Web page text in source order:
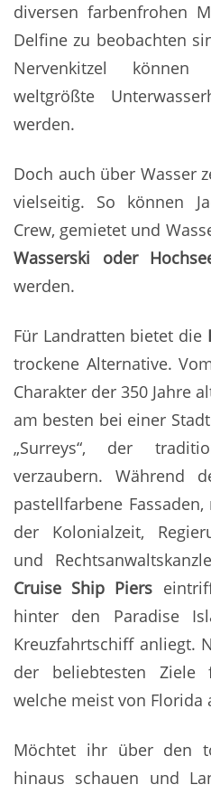
diversen farbenfrohen
Delfine zu beobachten
Nervenkitzel
weltgrößte
werden.
Doch auch über Wasser
vielseitig. So können
Crew, gemietet und
Wasserski oder
werden.
Für Landratten bietet die
trockene Alternative.
Charakter der 350 Jahre
am besten bei einer
„Surreys“, der
verzaubern. Während
pastellfarbene
der Kolonialzeit,
und
Cruise Ship Piers
hinter den Paradise
Kreuzfahrtschiff anliegt.
der beliebtesten Ziele
welche meist von Florida
Möchtet ihr über den
hinaus schauen und